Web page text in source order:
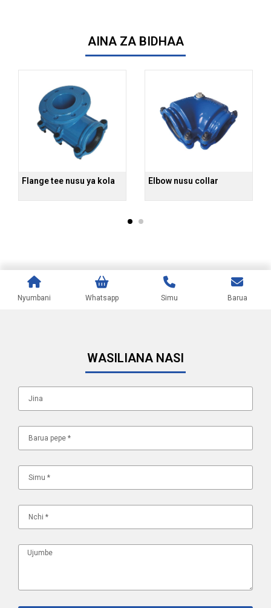
AINA ZA BIDHAA
ya kola Elbow nusu collar PVC / PE nusu
Nyumbani Whatsapp Simu Barua
WASILIANA NASI